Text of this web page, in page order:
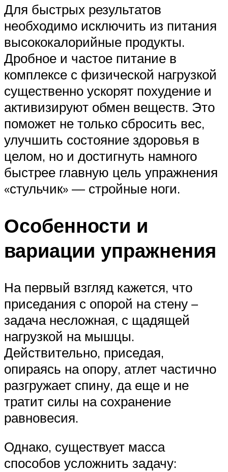
Для быстрых результатов
необходимо исключить из питания
высококалорийные продукты.
Дробное и частое питание в
комплексе с физической нагрузкой
существенно ускорят похудение и
активизируют обмен веществ. Это
поможет не только сбросить вес,
улучшить состояние здоровья в
целом, но и достигнуть намного
быстрее главную цель упражнения
«стульчик» — стройные ноги.
Особенности и
вариации упражнения
На первый взгляд кажется, что
приседания с опорой на стену –
задача несложная, с щадящей
нагрузкой на мышцы.
Действительно, приседая,
опираясь на опору, атлет частично
разгружает спину, да еще и не
тратит силы на сохранение
равновесия.
Однако, существует масса
способов усложнить задачу: